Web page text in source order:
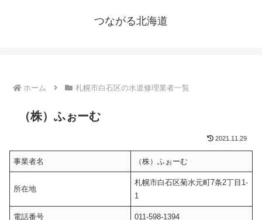
つながる北海道
ホーム 札幌市白石区の水道修理業者一覧
（株）ふぉーむ
2021.11.29
事業者名 （株）ふぉーむ
所在地
札幌市白石区菊水元町7条2丁目1-
1
電話番号 011-598-1394